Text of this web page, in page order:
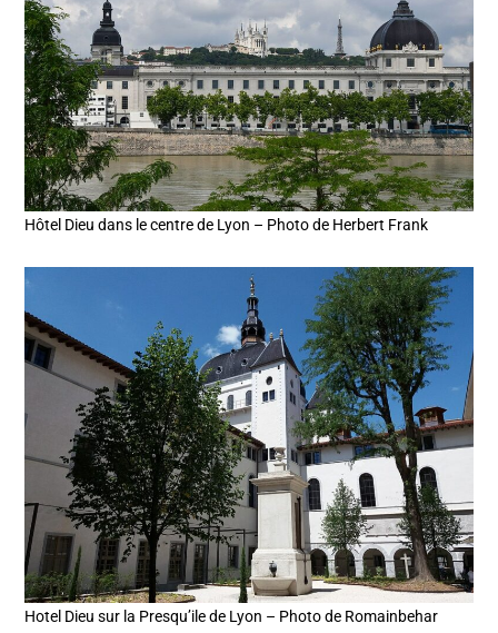
Hôtel Dieu dans le centre de Lyon – Photo de Herbert Frank
Hotel Dieu sur la Presqu’ile de Lyon – Photo de Romainbehar